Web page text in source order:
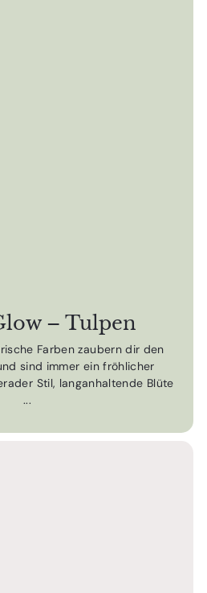
– Tulpen
Farben zaubern dir den
sind immer ein fröhlicher
Stil, langanhaltende Blüte
...